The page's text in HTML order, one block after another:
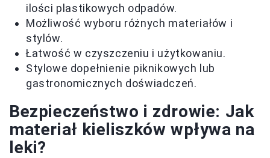
ilości plastikowych odpadów.
Możliwość wyboru różnych materiałów i
stylów.
Łatwość w czyszczeniu i użytkowaniu.
Stylowe dopełnienie piknikowych lub
gastronomicznych doświadczeń.
Bezpieczeństwo i zdrowie: Jak
materiał kieliszków wpływa na
leki?